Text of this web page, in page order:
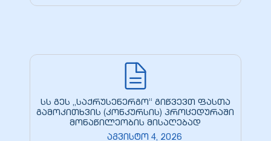
სს გეს „საქრუსენერგო“ გიწვევთ ფასთა
გამოკითხვის (კონკურსის) პროცედურაში
მონაწილეობის მისაღებად
აგვისტო 4, 2026